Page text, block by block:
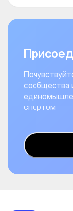
сообщества
спортом